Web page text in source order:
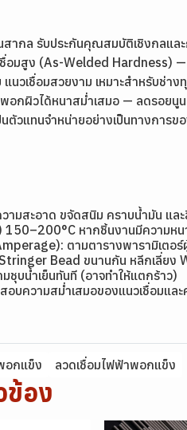
ากล รับประกันคุณสมบัติเชิงกลแล
อมสูง (As-Welded Hardness)
นวเชื่อมสวยงาม เหมาะสำหรับช่าง
อกผิวได้หนาสม่ำเสมอ — ลดรอยนู
ตัวแทนจำหน่ายอย่างเป็นทางการ
ามสะอาด ขจัดสนิม คราบน้ำมัน แ
หากชิ้นงานมีความห
ตามตารางพารามิเตอ
Bead ขนานกัน หลีกเลี่ยง
ชุบน้ำเย็นทันที (อาจทำให้แตกร้าว)
อบความสม่ำเสมอของแนวเชื่อมแล
อกแข็ง ลวดเชื่อมไฟฟ้าพอกแข็ง
ข้อง